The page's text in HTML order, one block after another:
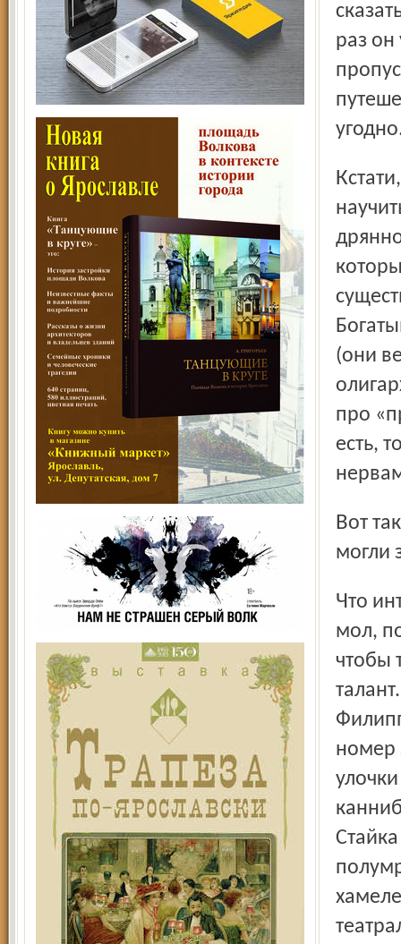
раз он
Кстати, недавно он дал зрителям очень простой совет, как
(они
про
есть,
Вот такая философия. Не без некоторого лукавства, как вы
могли
Что интересно: зрителю нисколько не завидно, что вот,
мол,
чтобы
номер